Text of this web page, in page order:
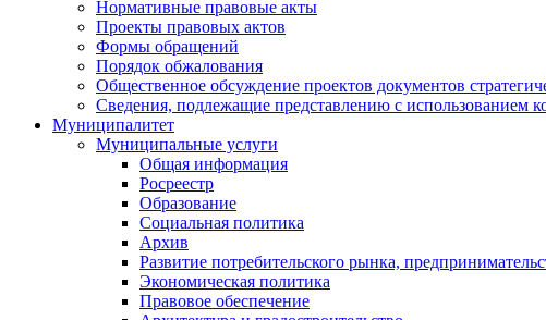
Нормативные правовые акты
Проекты правовых актов
Формы обращений
Порядок обжалования
Общественное обсуждение проектов документов
Сведения, подлежащие представлению с использованием
Муниципалитет
Муниципальные услуги
Общая информация
Росреестр
Образование
Социальная политика
Архив
Развитие потребительского рынка,
Экономическая политика
Правовое обеспечение